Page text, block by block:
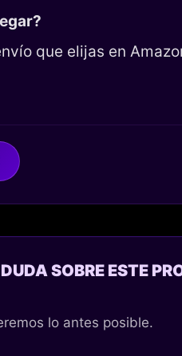
que elijas en
SOBRE ESTE
lo antes posible.